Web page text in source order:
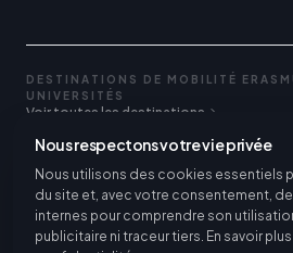
Nous respectons votre vie privée
Nous utilisons des cookies essentiels
du site et, avec votre consentement,
internes pour comprendre son
publicitaire ni traceur tiers. En savoir
DESTINATIONS DE MOBILITÉ
UNIVERSITÉS
Voir toutes les destinations